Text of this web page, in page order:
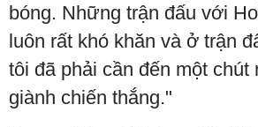
bóng. Những trận đấu với
luôn rất khó khăn và ở trận
tôi đã phải cần đến một chút
giành chiến thắng."